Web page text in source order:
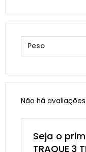
Peso
Não há
Seja o
TRAQUE 3